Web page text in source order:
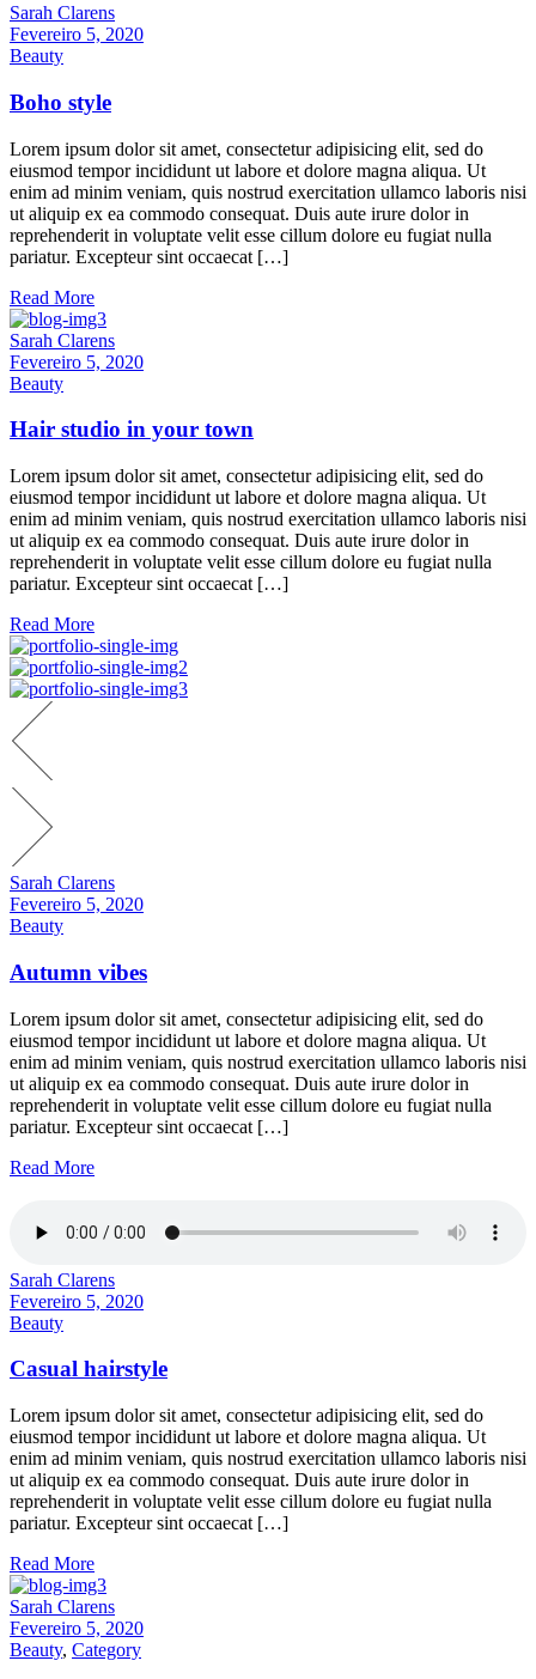
Sarah Clarens
Fevereiro 5, 2020
Beauty
Boho style
Lorem ipsum dolor sit amet, consectetur adipisicing elit, sed do
eiusmod tempor incididunt ut labore et dolore magna aliqua. Ut
enim ad minim veniam, quis nostrud exercitation ullamco laboris nisi
ut aliquip ex ea commodo consequat. Duis aute irure dolor in
reprehenderit in voluptate velit esse cillum dolore eu fugiat nulla
pariatur. Excepteur sint occaecat […]
Read More
Sarah Clarens
Fevereiro 5, 2020
Beauty
Hair studio in your town
Lorem ipsum dolor sit amet, consectetur adipisicing elit, sed do
eiusmod tempor incididunt ut labore et dolore magna aliqua. Ut
enim ad minim veniam, quis nostrud exercitation ullamco laboris nisi
ut aliquip ex ea commodo consequat. Duis aute irure dolor in
reprehenderit in voluptate velit esse cillum dolore eu fugiat nulla
pariatur. Excepteur sint occaecat […]
Read More
Sarah Clarens
Fevereiro 5, 2020
Beauty
Autumn vibes
Lorem ipsum dolor sit amet, consectetur adipisicing elit, sed do
eiusmod tempor incididunt ut labore et dolore magna aliqua. Ut
enim ad minim veniam, quis nostrud exercitation ullamco laboris nisi
ut aliquip ex ea commodo consequat. Duis aute irure dolor in
reprehenderit in voluptate velit esse cillum dolore eu fugiat nulla
pariatur. Excepteur sint occaecat […]
Read More
Sarah Clarens
Fevereiro 5, 2020
Beauty
Casual hairstyle
Lorem ipsum dolor sit amet, consectetur adipisicing elit, sed do
eiusmod tempor incididunt ut labore et dolore magna aliqua. Ut
enim ad minim veniam, quis nostrud exercitation ullamco laboris nisi
ut aliquip ex ea commodo consequat. Duis aute irure dolor in
reprehenderit in voluptate velit esse cillum dolore eu fugiat nulla
pariatur. Excepteur sint occaecat […]
Read More
Sarah Clarens
Fevereiro 5, 2020
Beauty, Category